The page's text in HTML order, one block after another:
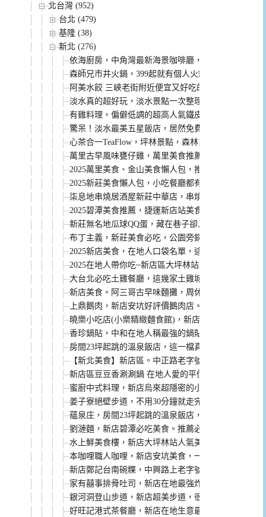
北台灣 (952)
台北 (479)
基隆 (38)
新北 (276)
依海廚房，中角灣最新海景咖啡廳，飲料好喝景觀超
森師兄市井火鍋，399起就有個人火鍋自助吧吃到飽
阿美水餃 三峽老街附近便宜又好吃的水餃(菜單)
淡水真的超好玩，淡水景點一次整理給你！
有雞料理，偏僻低調的超高人氣鐵皮屋土雞城，沒有
驚呆！淡水最美五星飯店，居然免費招待小孩入住，
心茶合一TeaFlow，坪林景點，森林系咖啡廳，來個
萬里古早風味甕仔雞，萬里美食推薦，桌菜菜單CP值
2025萬里美食、金山美食懶人包，推薦必吃的都在這
2025新莊美食懶人包，小吃餐廳都有，看這篇讓你吃
柒息地串燒居酒屋新莊中華店，串燒19元起就有，破
2025碧潭美食推薦，捷運新店站美食懶人包！
新莊無名地瓜球QQ蛋，藏在巷子卻人氣評價都高的
布丁主義，新莊美食必吃，公園旁銅板價格在地人都
2025新店美食，在地人口袋名單，這10家新店必吃美
2025在地人帶你吃~新店區大坪林站美食懶人包，小
大台北必吃土雞餐廳，這幾家土雞城吃過就會愛上。
新店美食。阿三哥古早味麵攤，周休三天的在地人口
上鼎鵝肉，新店安坑好評價鵝肉店。鵝肉好吃，老闆
曉樂小吃店(小樂精緻麵食館)，新店在地人氣餐廳，
香珍鍋貼，中和在地人稱最強的鍋貼，一個只要8元
房間23坪起跳的溫泉飯店，這一檔真的讓你加一個大
【新北美食】新店區。中正路老字號麵館 南川麵館
新店區豆豆香涮涮鍋 在地人愛的平價火鍋 服務親切
蜜廚中式料理，新店烏來超隱密的小店，但料理超強
姜子寮絕壁步道，不用30分鐘就走完，親子也適合一
蘊泉庄，房間23坪起跳的溫泉飯店，早餐還是專人送
劉漣麵，新店碧潭必吃美食。推薦必點塔香辣肉醬皮
水上鮮美食樓，新店大坪林站人氣美食，百元熱炒根
本咖哩職人咖哩，新店安坑美食，一開店就客滿的人
新店鄭記台南碗粿，中興路上老字號，在地人都是好
家有囍事排骨吐司，新店在地最強炸排骨，搬家到寶
銀河洞登山步道，新店超美步道，很夯的ig打卡熱點
好旺記港式茶餐廳，新店在地生意最好的茶餐廳！